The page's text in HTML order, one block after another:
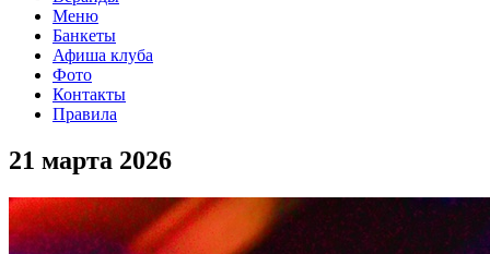
Меню
Банкеты
Афиша клуба
Фото
Контакты
Правила
21 марта 2026